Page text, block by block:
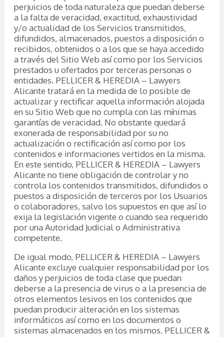
perjuicios de toda naturaleza que puedan deberse
a la falta de veracidad, exactitud, exhaustividad
y/o actualidad de los Servicios transmitidos,
difundidos, almacenados, puestos a disposición o
recibidos, obtenidos o a los que se haya accedido
a través del Sitio Web así como por los Servicios
prestados u ofertados por terceras personas o
entidades. PELLICER & HEREDIA – Lawyers
Alicante tratará en la medida de lo posible de
actualizar y rectificar aquella información alojada
en su Sitio Web que no cumpla con las mínimas
garantías de veracidad. No obstante quedará
exonerada de responsabilidad por su no
actualización o rectificación así como por los
contenidos e informaciones vertidos en la misma.
En este sentido, PELLICER & HEREDIA – Lawyers
Alicante no tiene obligación de controlar y no
controla los contenidos transmitidos, difundidos o
puestos a disposición de terceros por los Usuarios
o colaboradores, salvo los supuestos en que así lo
exija la legislación vigente o cuando sea requerido
por una Autoridad Judicial o Administrativa
competente.
De igual modo, PELLICER & HEREDIA – Lawyers
Alicante excluye cualquier responsabilidad por los
daños y perjuicios de toda clase que puedan
deberse a la presencia de virus o a la presencia de
otros elementos lesivos en los contenidos que
puedan producir alteración en los sistemas
informáticos así como en los documentos o
sistemas almacenados en los mismos. PELLICER &